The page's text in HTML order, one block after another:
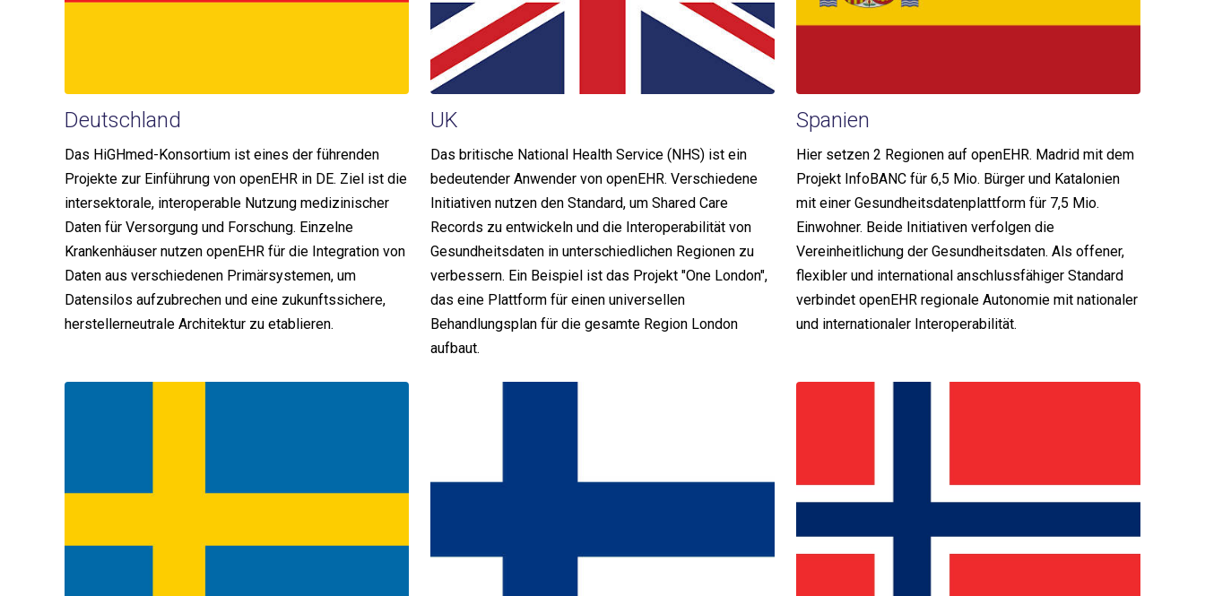
Deutschland
Das HiGHmed-Konsortium ist eines der führenden
Projekte zur Einführung von openEHR in DE. Ziel ist die
intersektorale, interoperable Nutzung medizinischer
Daten für Versorgung und Forschung. Einzelne
Krankenhäuser nutzen openEHR für die Integration von
Daten aus verschiedenen Primärsystemen, um
Datensilos aufzubrechen und eine zukunftssichere,
herstellerneutrale Architektur zu etablieren.
UK
Das britische National Health Service (NHS) ist ein
bedeutender Anwender von openEHR. Verschiedene
Initiativen nutzen den Standard, um Shared Care
Records zu entwickeln und die Interoperabilität von
Gesundheitsdaten in unterschiedlichen Regionen zu
verbessern. Ein Beispiel ist das Projekt "One London",
das eine Plattform für einen universellen
Behandlungsplan für die gesamte Region London
aufbaut.
Spanien
Hier setzen 2 Regionen auf openEHR. Madrid mit dem
Projekt InfoBANC für 6,5 Mio. Bürger und Katalonien
mit einer Gesundheitsdatenplattform für 7,5 Mio.
Einwohner. Beide Initiativen verfolgen die
Vereinheitlichung der Gesundheitsdaten. Als offener,
flexibler und international anschlussfähiger Standard
verbindet openEHR regionale Autonomie mit nationaler
und internationaler Interoperabilität.